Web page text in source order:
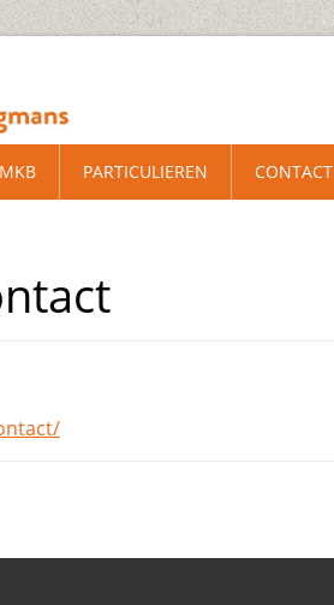
PARTICULIEREN CONTACT